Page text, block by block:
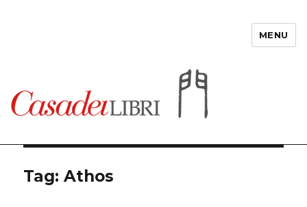
MENU
Tag: Athos